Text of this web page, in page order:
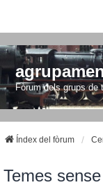
Fòrum dels grups de
Índex del fòrum
Temes